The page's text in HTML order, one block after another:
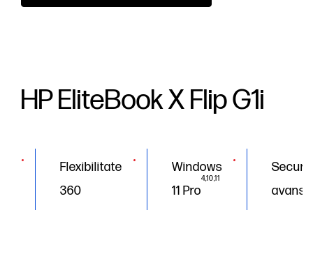
HP EliteBook X Flip G1i
Flexibilitate
360
Windows
11 Pro
4,10,11